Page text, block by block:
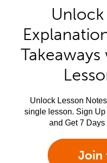
Unlock Lesson
single lesson. Sign
and Get 7
Join